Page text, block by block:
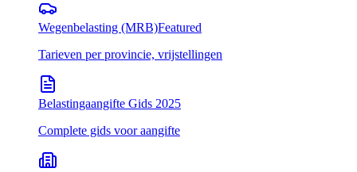
Wegenbelasting (MRB)Featured
Tarieven per provincie, vrijstellingen
Belastingaangifte Gids 2025
Complete gids voor aangifte